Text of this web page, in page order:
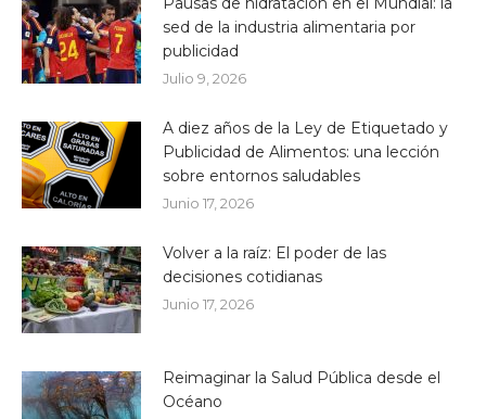
sed de la industria alimentaria por
publicidad
Julio 9, 2026
A diez años de la Ley de Etiquetado y
Publicidad de Alimentos: una lección
sobre entornos saludables
Junio 17, 2026
Volver a la raíz: El poder de las
decisiones cotidianas
Junio 17, 2026
Reimaginar la Salud Pública desde el
Océano